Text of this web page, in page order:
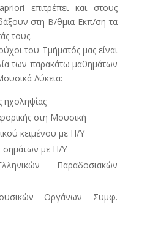
επιτρέπει και στους
στη Β/θμια Εκπ/ση τα
τους.
του Τμήματός μας είναι
των παρακάτω μαθημάτων
Λύκεια:
ηχοληψίας
στη Μουσική
κειμένου με Η/Υ
σημάτων με Η/Υ
Παραδοσιακών
Οργάνων Συμφ.